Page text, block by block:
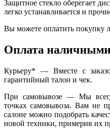
Защитное стекло оберегает
легко устанавливается и
Вы можете оплатить
Оплата
Курьеру* — Вместе с
гарантийный талон и чек.
При самовывозе — Мы
точках самовывоза. Вам не
салоне можно подобрать
новой техники, примерив их